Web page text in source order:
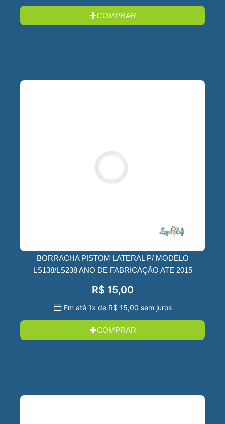
COMPRAR
BORRACHA PISTOM LATERAL P/ MODELO
LS138/LS238 ANO DE FABRICAÇÃO ATE 2015
R$ 15,00
Em até 1x de R$ 15,00 sem juros
COMPRAR